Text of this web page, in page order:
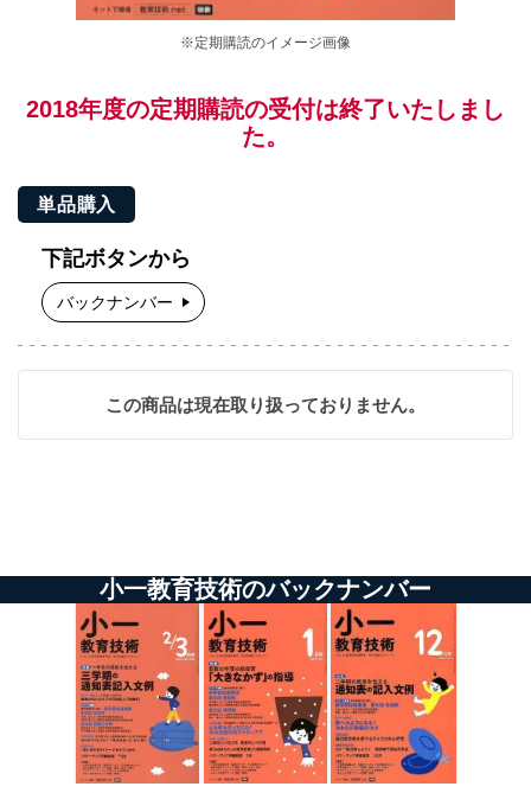
※定期購読のイメージ画像
2018年度の定期購読の受付は終了いたしまし
た。
単品購入
下記ボタンから
バックナンバー
この商品は現在取り扱っておりません。
小一教育技術のバックナンバー